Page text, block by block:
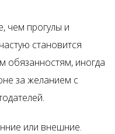
чем прогулы и
становится
обязанностям, иногда
за желанием с
или внешние.